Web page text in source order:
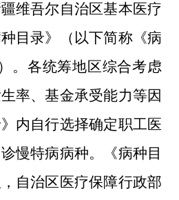
维吾尔自治区基本医疗
目录》（以下简称《病
。各统筹地区综合考虑
率、基金承受能力等因
内自行选择确定职工医
慢特病病种。《病种目
自治区医疗保障行政部